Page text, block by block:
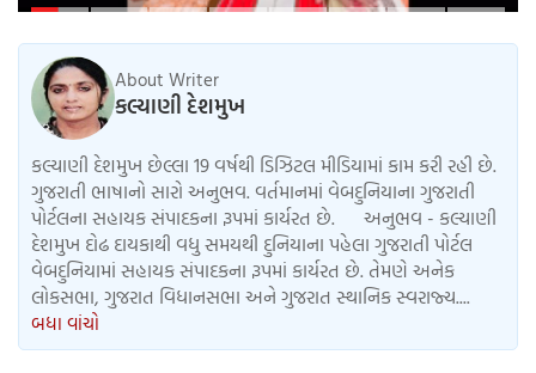
About Writer
કલ્યાણી દેશમુખ
કલ્યાણી દેશમુખ છેલ્લા 19 વર્ષથી ડિઝિટલ મીડિયામાં કામ કરી રહી છે.
ગુજરાતી ભાષાનો સારો અનુભવ. વર્તમાનમાં વેબદુનિયાના ગુજરાતી
પોર્ટલના સહાયક સંપાદકના રૂપમાં કાર્યરત છે. અનુભવ - કલ્યાણી
દેશમુખ દોઢ દાયકાથી વધુ સમયથી દુનિયાના પહેલા ગુજરાતી પોર્ટલ
વેબદુનિયામાં સહાયક સંપાદકના રૂપમાં કાર્યરત છે. તેમણે અનેક
લોકસભા, ગુજરાત વિધાનસભા અને ગુજરાત સ્થાનિક સ્વરાજ્ય....
બધા વાંચો